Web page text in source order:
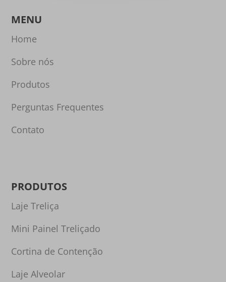
MENU
Home
Sobre nós
Produtos
Perguntas Frequentes
Contato
PRODUTOS
Laje Treliça
Mini Painel Treliçado
Cortina de Contenção
Laje Alveolar